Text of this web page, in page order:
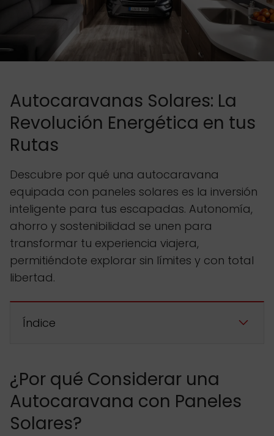
Autocaravanas Solares: La
Revolución Energética en tus
Rutas
Descubre por qué una autocaravana
equipada con paneles solares es la inversión
inteligente para tus escapadas. Autonomía,
ahorro y sostenibilidad se unen para
transformar tu experiencia viajera,
permitiéndote explorar sin límites y con total
libertad.
Índice
¿Por qué Considerar una
Autocaravana con Paneles
Solares?